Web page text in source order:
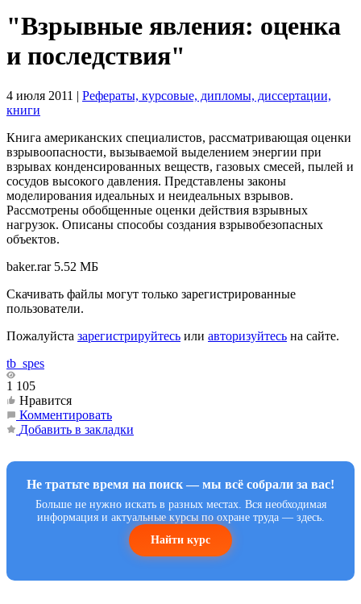
"Взрывные явления: оценка
и последствия"
4 июля 2011 | Рефераты, курсовые, дипломы, диссертации,
книги
Книга американских специалистов, рассматривающая оценки
взрывоопасности, вызываемой выделением энергии при
взрывах конденсированных веществ, газовых смесей, пылей и
сосудов высокого давления. Представлены законы
моделирования идеальных и неидеальных взрывов.
Рассмотрены обобщенные оценки действия взрывных
нагрузок. Описаны способы создания взрывобезопасных
объектов.
baker.rar 5.52 МБ
Скачивать файлы могут только зарегистрированные
пользователи.
Пожалуйста зарегистрируйтесь или авторизуйтесь на сайте.
tb_spes
1 105
Нравится
Комментировать
Добавить в закладки
Не тратьте время на поиск — мы всё собрали за вас!
Больше не нужно искать в разных местах. Вся необходимая
информация и актуальные курсы по охране труда — здесь.
Найти курс